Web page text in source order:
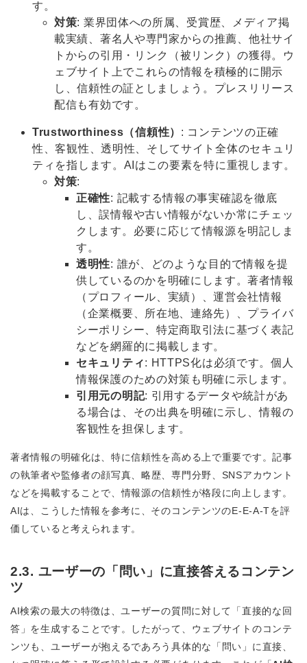
す。
対策: 業界団体への所属、受賞歴、メディア掲
載実績、著名人や専門家からの推薦、他社サイ
トからの引用・リンク（被リンク）の獲得。ウ
ェブサイト上でこれらの情報を積極的に開示
し、信頼性の証としましょう。プレスリリース
配信も有効です。
Trustworthiness（信頼性） : コンテンツの正確
性、客観性、透明性、そしてサイト全体のセキュリ
ティを指します。AIはこの要素を特に重視します。
対策:
正確性: 記載する情報の事実確認を徹底
し、誤情報や古い情報がないか常にチェッ
クします。必要に応じて情報源を明記しま
す。
透明性: 誰が、どのような目的で情報を提
供しているのかを明確にします。著者情報
（プロフィール、実績）、運営会社情報
（企業概要、所在地、連絡先）、プライバ
シーポリシー、特定商取引法に基づく表記
などを網羅的に掲載します。
セキュリティ: HTTPS化は必須です。個人
情報保護のための対策も明確に示します。
引用元の明記: 引用するデータや統計があ
る場合は、その出典を明確に示し、情報の
客観性を担保します。
著者情報の明確化は、特に信頼性を高める上で重要です。記事
の執筆者や監修者の顔写真、略歴、専門分野、SNSアカウント
などを掲載することで、情報源の信頼性が格段に向上します。
AIは、こうした情報を参考に、そのコンテンツのE-E-A-Tを評
価していると考えられます。
2.3. ユーザーの「問い」に直接答えるコンテン
ツ
AI検索の最大の特徴は、ユーザーの質問に対して「直接的な回
答」を生成することです。したがって、ウェブサイトのコンテ
ンツも、ユーザーが抱えるであろう具体的な「問い」に直接、